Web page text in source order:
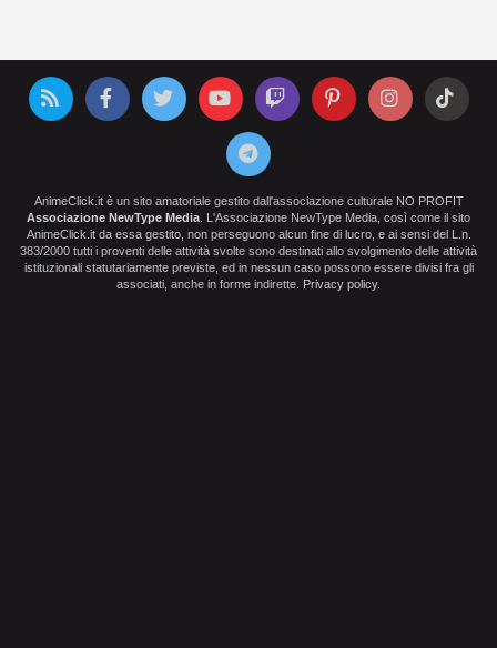
AnimeClick.it è un sito amatoriale gestito dall'associazione culturale NO PROFIT
Associazione NewType Media . L'Associazione NewType Media, così come il sito
AnimeClick.it da essa gestito, non perseguono alcun fine di lucro, e ai sensi del L.n.
383/2000 tutti i proventi delle attività svolte sono destinati allo svolgimento delle attività
istituzionali statutariamente previste, ed in nessun caso possono essere divisi fra gli
associati, anche in forme indirette. Privacy policy.